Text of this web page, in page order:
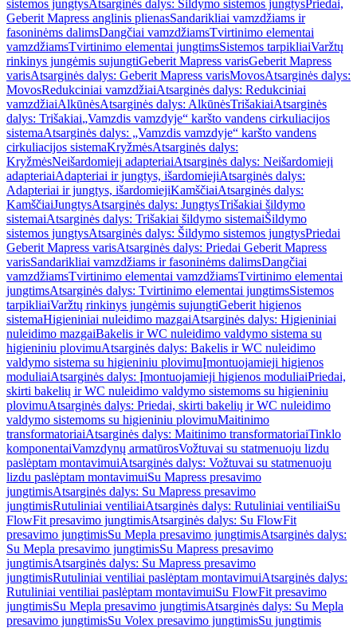
sistemos jungtysAtsarginės dalys: Šildymo sistemos jungtysPriedai,
Geberit Mapress anglinis plienasSandarikliai vamzdžiams ir
fasoninėms dalimsDangčiai vamzdžiamsTvirtinimo elementai
vamzdžiamsTvirtinimo elementai jungtimsSistemos tarpikliaiVaržtų
rinkinys jungėmis sujungtiGeberit Mapress varisGeberit Mapress
varisAtsarginės dalys: Geberit Mapress varisMovosAtsarginės dalys:
MovosRedukciniai vamzdžiaiAtsarginės dalys: Redukciniai
vamzdžiaiAlkūnėsAtsarginės dalys: AlkūnėsTrišakiaiAtsarginės
dalys: Trišakiai„Vamzdis vamzdyje“ karšto vandens cirkuliacijos
sistemaAtsarginės dalys: „Vamzdis vamzdyje“ karšto vandens
cirkuliacijos sistemaKryžmėsAtsarginės dalys:
KryžmėsNeišardomieji adapteriaiAtsarginės dalys: Neišardomieji
adapteriaiAdapteriai ir jungtys, išardomiejiAtsarginės dalys:
Adapteriai ir jungtys, išardomiejiKamščiaiAtsarginės dalys:
KamščiaiJungtysAtsarginės dalys: JungtysTrišakiai šildymo
sistemaiAtsarginės dalys: Trišakiai šildymo sistemaiŠildymo
sistemos jungtysAtsarginės dalys: Šildymo sistemos jungtysPriedai
Geberit Mapress varisAtsarginės dalys: Priedai Geberit Mapress
varisSandarikliai vamzdžiams ir fasoninėms dalimsDangčiai
vamzdžiamsTvirtinimo elementai vamzdžiamsTvirtinimo elementai
jungtimsAtsarginės dalys: Tvirtinimo elementai jungtimsSistemos
tarpikliaiVaržtų rinkinys jungėmis sujungtiGeberit higienos
sistemaHigieniniai nuleidimo mazgaiAtsarginės dalys: Higieniniai
nuleidimo mazgaiBakelis ir WC nuleidimo valdymo sistema su
higieniniu plovimuAtsarginės dalys: Bakelis ir WC nuleidimo
valdymo sistema su higieniniu plovimuĮmontuojamieji higienos
moduliaiAtsarginės dalys: Įmontuojamieji higienos moduliaiPriedai,
skirti bakelių ir WC nuleidimo valdymo sistemoms su higieniniu
plovimuAtsarginės dalys: Priedai, skirti bakelių ir WC nuleidimo
valdymo sistemoms su higieniniu plovimuMaitinimo
transformatoriaiAtsarginės dalys: Maitinimo transformatoriaiTinklo
komponentaiVamzdynų armatūrosVožtuvai su statmenuoju lizdu
paslėptam montavimuiAtsarginės dalys: Vožtuvai su statmenuoju
lizdu paslėptam montavimuiSu Mapress presavimo
jungtimisAtsarginės dalys: Su Mapress presavimo
jungtimisRutuliniai ventiliaiAtsarginės dalys: Rutuliniai ventiliaiSu
FlowFit presavimo jungtimisAtsarginės dalys: Su FlowFit
presavimo jungtimisSu Mepla presavimo jungtimisAtsarginės dalys:
Su Mepla presavimo jungtimisSu Mapress presavimo
jungtimisAtsarginės dalys: Su Mapress presavimo
jungtimisRutuliniai ventiliai paslėptam montavimuiAtsarginės dalys:
Rutuliniai ventiliai paslėptam montavimuiSu FlowFit presavimo
jungtimisSu Mepla presavimo jungtimisAtsarginės dalys: Su Mepla
presavimo jungtimisSu Volex presavimo jungtimisSu jungtimis